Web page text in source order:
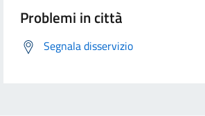
Problemi in città
Segnala disservizio